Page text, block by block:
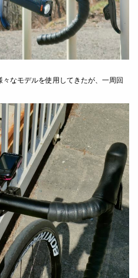
なモデルを使用してきたが、一周回